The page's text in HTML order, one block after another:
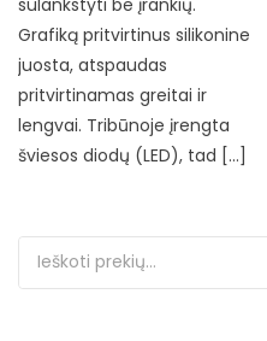
Grafiką pritvirtinus silikonine
juosta, atspaudas
pritvirtinamas greitai ir
lengvai. Tribūnoje įrengta
šviesos diodų (LED), tad […]
Ieškoti: